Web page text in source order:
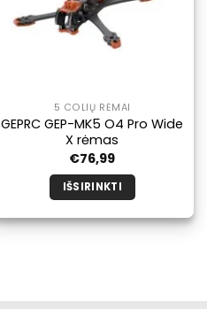
5 COLIŲ RĖMAI
GEPRC GEP-MK5 O4 Pro Wide
X rėmas
€76,99
IŠSIRINKTI
produktas